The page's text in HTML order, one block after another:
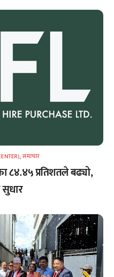
,समाचार
८४.४५ प्रतिशतले बढ्यो,
सुधार